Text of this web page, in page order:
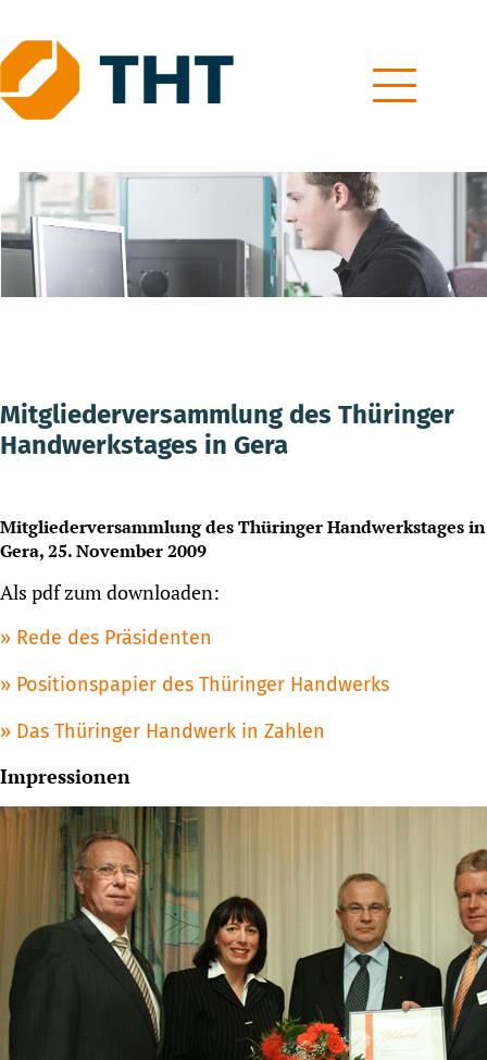
to
content
Mitgliederversammlung des Thüringer
Handwerkstages in Gera
Mitgliederversammlung des Thüringer Handwerkstages in
Gera, 25. November 2009
Als pdf zum downloaden:
Rede des Präsidenten
Positionspapier des Thüringer Handwerks
Das Thüringer Handwerk in Zahlen
Impressionen